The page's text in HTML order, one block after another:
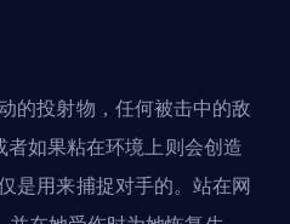
的投射物，任何被击中的敌
如果粘在环境上则会创造
是用来捕捉对手的。站在网